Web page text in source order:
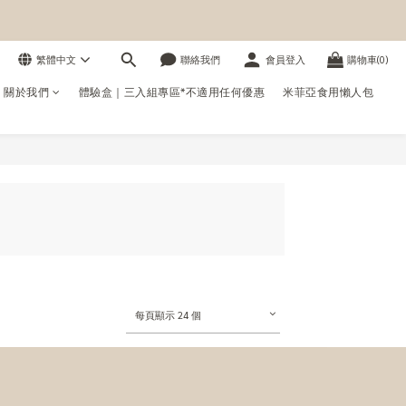
繁體中文 聯絡我們 會員登入 購物車(0)
於我們 體驗盒｜三入組專區*不適用任何優惠 米菲亞食用懶人包
每頁顯示 24 個